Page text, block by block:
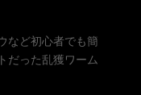
など初心者でも簡
だった乱獲ワーム